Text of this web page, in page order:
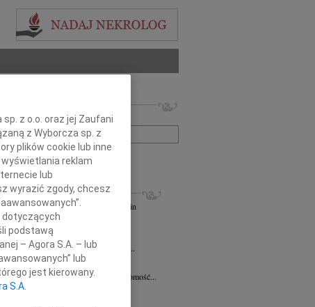
lub numer ogłoszenia:
+ szukanie zaawansowane
Szpaczyńska29.07.2026
Szczecin
smutkiem i żalem przyjąłem...
Szczecin
Joannie Martyniuk-Plasze wyrazy...
Ciupak08.07.2026Szczecin
smutkiem i żalem przyjąłem wiadomość...
Pietrzak
z o.o. oraz jej Zaufani
z Wyborcza sp. z
plików cookie lub inne
reklam
lub
wyrazić zgody, chcesz
dotyczących
podstawą
– Agora S.A. – lub
lub
jest kierowany.
S.A.